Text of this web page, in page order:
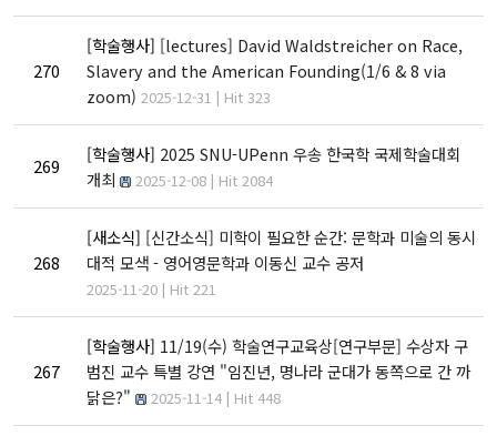
270
[학술행사] [lectures] David Waldstreicher on Race,
Slavery and the American Founding(1/6 & 8 via
zoom) 2025-12-31 | Hit 323
269
[학술행사] 2025 SNU-UPenn 우송 한국학 국제학술대회
개최
2025-12-08 | Hit 2084
268
[새소식] [신간소식] 미학이 필요한 순간: 문학과 미술의 동시
대적 모색 - 영어영문학과 이동신 교수 공저
2025-11-20 | Hit 221
267
[학술행사] 11/19(수) 학술연구교육상[연구부문] 수상자 구
범진 교수 특별 강연 "임진년, 명나라 군대가 동쪽으로 간 까
닭은?"
2025-11-14 | Hit 448
역대학장
조직도
캠퍼스안내
인문대학 규정집
교육과정
학과(부)
국어국문학과
영어영문학과
불어불문학과
독어독문학과
역사학부
전공)
역사학부(동양사학
전공)
술사학 전공)
고고미술사학과(고
고학 전공)